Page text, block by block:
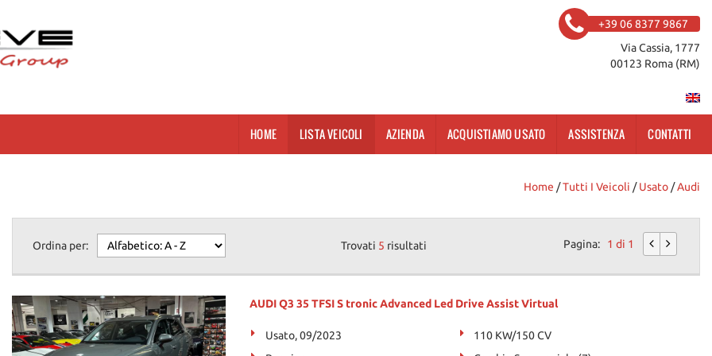
+39 06 8377 9867
Via Cassia, 1777
00123 Roma (RM)
HOME LISTA VEICOLI AZIENDA ACQUISTIAMO USATO ASSISTENZA CONTATTI
Home /Tutti I Veicoli /Usato /Audi
Ordina per: Trovati 5 risultati Pagina: 1 di 1
AUDI Q3 35 TFSI S tronic Advanced Led Drive Assist Virtual
Usato, 09/2023
110 KW/150 CV